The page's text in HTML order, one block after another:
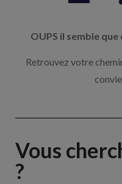
OUPS il semble
Retrouvez votre
Vous
?